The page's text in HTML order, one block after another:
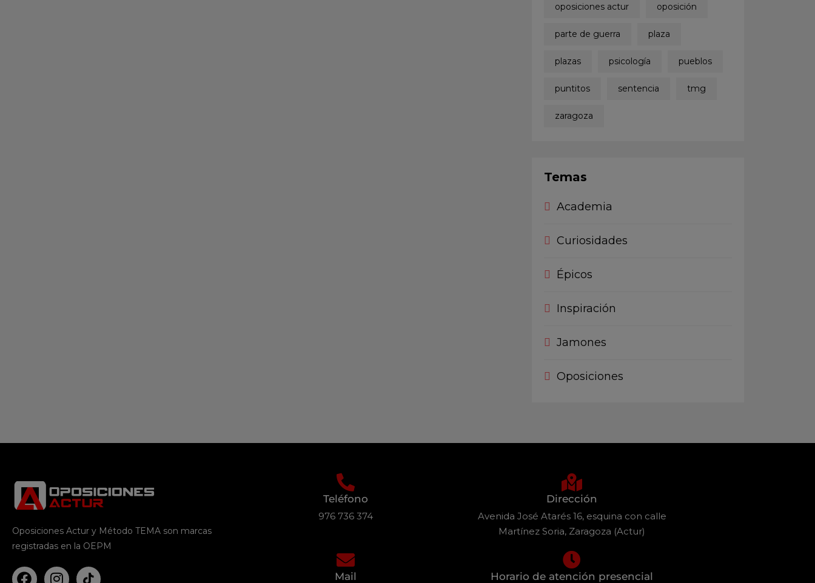
oposiciones actur oposición
parte de guerra plaza
plazas psicología pueblos
puntitos sentencia tmg
zaragoza
Temas
Academia
Curiosidades
Épicos
Inspiración
Jamones
Oposiciones
Oposiciones Actur y Método TEMA son marcas
registradas en la OEPM
Teléfono
976 736 374
Mail
Dirección
Avenida José Atarés 16, esquina con calle
Martínez Soria, Zaragoza (Actur)
Horario de atención presencial